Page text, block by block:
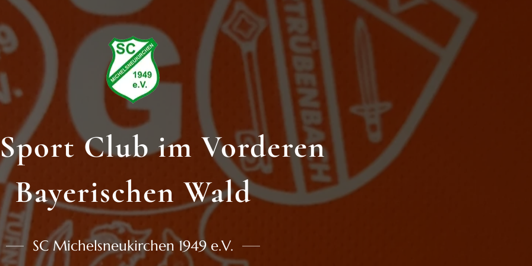
Club im Vorderen
Bayerischen Wald
SC Michelsneukirchen 1949 e.V.